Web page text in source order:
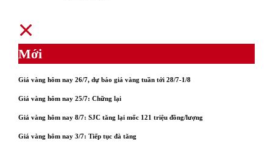
Mới
Giá vàng hôm nay 26/7, dự báo giá vàng tuần tới 28/7-1/8
Giá vàng hôm nay 25/7: Chững lại
Giá vàng hôm nay 8/7: SJC tăng lại mốc 121 triệu đồng/lượng
Giá vàng hôm nay 3/7: Tiếp tục đà tăng